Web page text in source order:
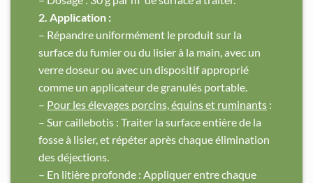
2. Application :
– Répandre uniformément le produit sur la
surface du fumier ou du lisier à la main, avec un
verre doseur ou avec un dispositif approprié
comme un applicateur de granulés portable.
– Pour les élevages porcins, équins et ruminants :
– Sur caillebotis : Traiter la surface entière de la
fosse à lisier, et répéter après chaque élimination
des déjections.
– En litière profonde : Appliquer entre chaque